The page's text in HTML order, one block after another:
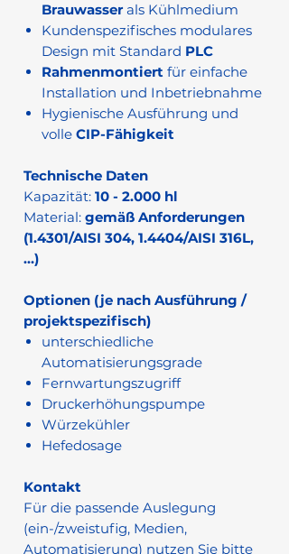
Brauwasserals Kühlmedium
Kundenspezifisches modulares
Design mit Standard PLC
Rahmenmontiert für einfache
Installation und Inbetriebnahme
Hygienische Ausführung und
volle CIP-Fähigkeit
Technische Daten
Kapazität: 10 - 2.000 hl
Material: gemäß Anforderungen
(1.4301/AISI 304, 1.4404/AISI 316L,
…)
Optionen (je nach Ausführung /
projektspezifisch)
unterschiedliche
Automatisierungsgrade
Fernwartungszugriff
Druckerhöhungspumpe
Würzekühler
Hefedosage
Kontakt
Für die passende Auslegung
(ein-/zweistufig, Medien,
Automatisierung) nutzen Sie bitte